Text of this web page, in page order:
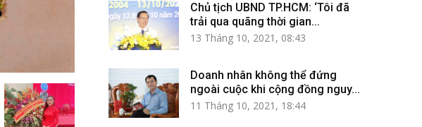
Chủ tịch UBND TP.HCM: ‘Tôi đã
trải qua quãng thời gian...
13 Tháng 10, 2021, 08:43
Doanh nhân không thể đứng
ngoài cuộc khi cộng đồng nguy...
11 Tháng 10, 2021, 18:44